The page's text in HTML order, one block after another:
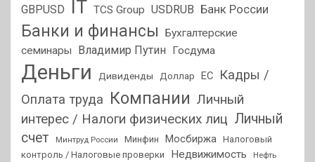
GBPUSD IT TCS Group USDRUB Банк России
Банки и финансы
Бухгалтерские
семинары
Владимир Путин Госдума
Деньги Дивиденды Доллар ЕС
Кадры /
Оплата труда Компании Личный
интерес / Налоги физических лиц Личный
счет
Минтруд России Минфин Мосбиржа Налоговый
контроль / Налоговые проверки
Недвижимость Нефть